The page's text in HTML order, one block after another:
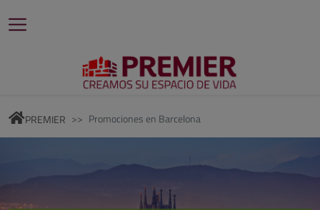
PREMIER Promociones en Barcelona